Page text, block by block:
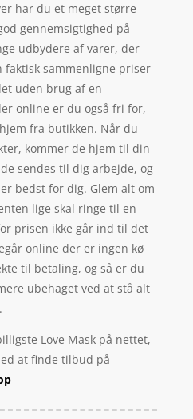
har du et meget større
gennemsigtighed på
udbydere af varer, der
faktisk sammenligne priser
uden brug af en
online er du også fri for,
fra butikken. Når du
kommer de hjem til din
sendes til dig arbejde, og
bedst for dig. Glem alt om
lige skal ringe til en
prisen ikke går ind til det
online der er ingen kø
til betaling, og så er du
ubehaget ved at stå alt
Love Mask på nettet,
at finde tilbud på